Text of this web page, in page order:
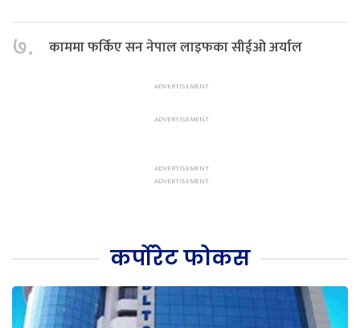
७. काममा फर्किए सन नेपाल लाइफका सीईओ अर्याल
कर्पोरेट फोकस